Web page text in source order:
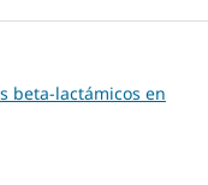
beta-lactámicos en